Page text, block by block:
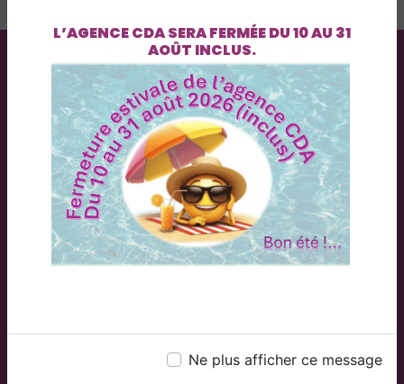
L’AGENCECDASERA FERMÉE DU10 AU 31
AOÛT INCLUS.
Ne plus afficher ce message
Adresse
2 Rue du Plessis, 71300 Montceau-les-Mines